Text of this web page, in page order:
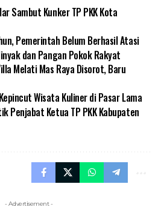
Sambut Kunker TP PKK Kota
Pemerintah Belum Berhasil Atasi
dan Pangan Pokok Rakyat
Melati Mas Raya Disorot, Baru
Wisata Kuliner di Pasar Lama
Penjabat Ketua TP PKK Kabupaten
- Advertisement -